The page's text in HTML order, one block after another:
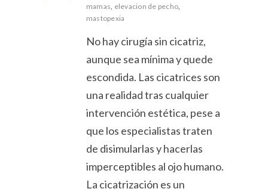
mamas, elevacion de pecho,
mastopexia
No hay cirugía sin cicatriz,
aunque sea mínima y quede
escondida. Las cicatrices son
una realidad tras cualquier
intervención estética, pese a
que los especialistas traten
de disimularlas y hacerlas
imperceptibles al ojo humano.
La cicatrización es un